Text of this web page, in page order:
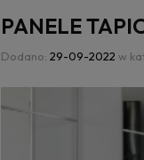
PANELE
Dodano: 29-09-2022 w